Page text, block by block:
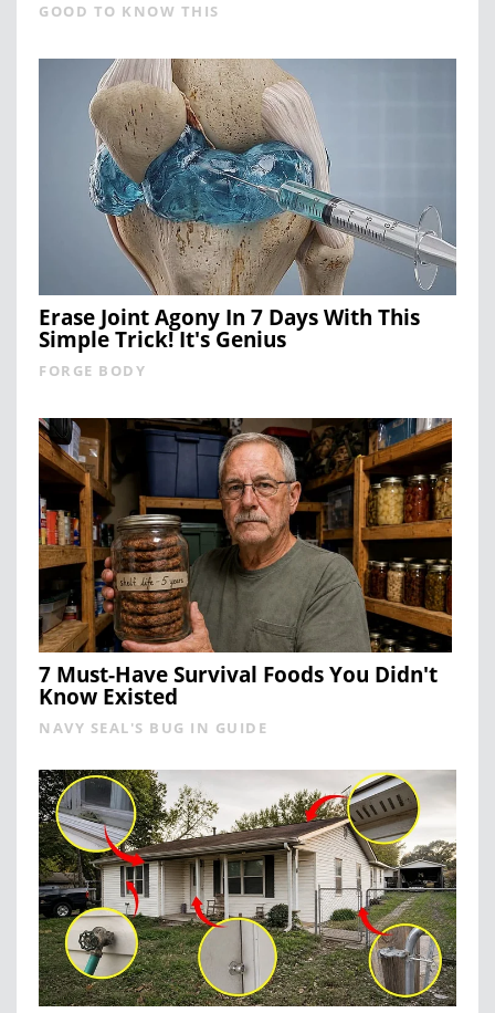
GOOD TO KNOW THIS
Erase Joint Agony In 7 Days With This
Simple Trick! It's Genius
FORGE BODY
7 Must-Have Survival Foods You Didn't
Know Existed
NAVY SEAL'S BUG IN GUIDE